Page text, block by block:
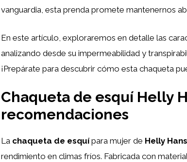
vanguardia, esta prenda promete mantenernos
En este artículo, exploraremos en detalle las
analizando desde su impermeabilidad y
¡Prepárate para descubrir cómo esta chaqueta
Chaqueta de esquí Helly
recomendaciones
La chaqueta de esquípara mujer de Helly
rendimiento en climas fríos. Fabricada con